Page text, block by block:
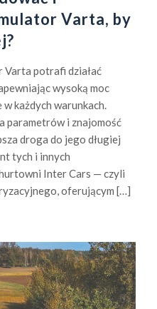
Varta, by
Varta potrafi działać
wysoką moc
każdych warunkach.
parametrów i znajomość
droga do jego długiej
tych i innych
Inter Cars — czyli
oferującym […]